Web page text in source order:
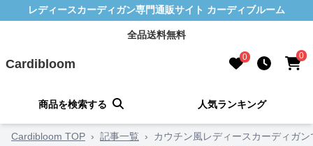
レディースカーディガン専門通販サイト カーディブルーム
全品送料無料
Cardibloom 0 0
商品を検索する 人気ランキング
Cardibloom TOP › 記事一覧 › カウチン風レディースカーディガ